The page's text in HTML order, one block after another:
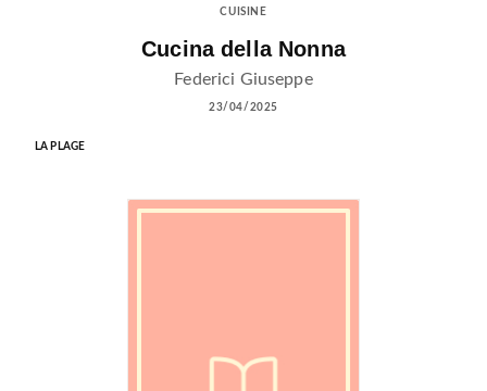
CUISINE
Cucina della Nonna
Federici Giuseppe
23/04/2025
LA PLAGE